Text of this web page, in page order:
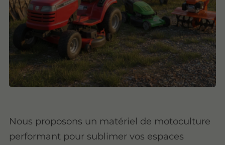
Nous proposons un matériel de motoculture
performant pour sublimer vos espaces